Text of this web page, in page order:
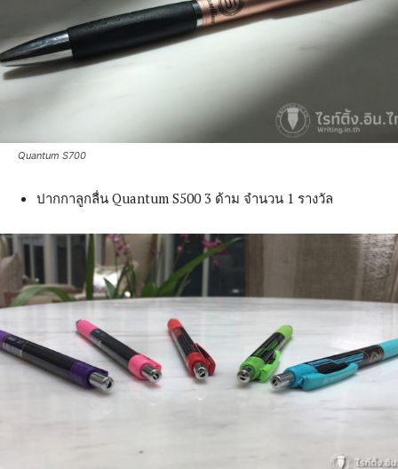
Quantum S700
ปากกาลูกลื่น Quantum S500 3 ด้าม จำนวน 1 รางวัล